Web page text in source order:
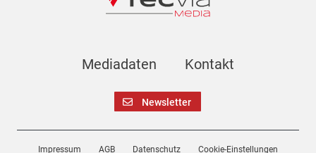
Mediadaten Kontakt
Newsletter
Impressum AGB Datenschutz Cookie-Einstellungen